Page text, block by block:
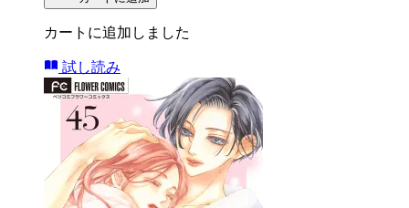
カートに追加しました
試し読み